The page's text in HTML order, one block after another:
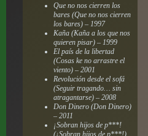
Que no nos cierren los
bares (Que no nos cierren
los bares) – 1997
Kaña (Kaña a los que nos
quieren pisar) – 1999
El país de la libertad
(Cosas ke no arrastre el
viento) – 2001
Revolución desde el sofá
(Seguir tragando… sin
atragantarse) – 2008
Don Dinero (Don Dinero)
– 2011
¡Sobran hijos de p***!
(¡Sobran hijos de p***!)